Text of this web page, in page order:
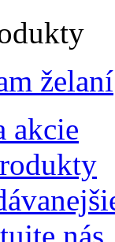
želaní
akcie